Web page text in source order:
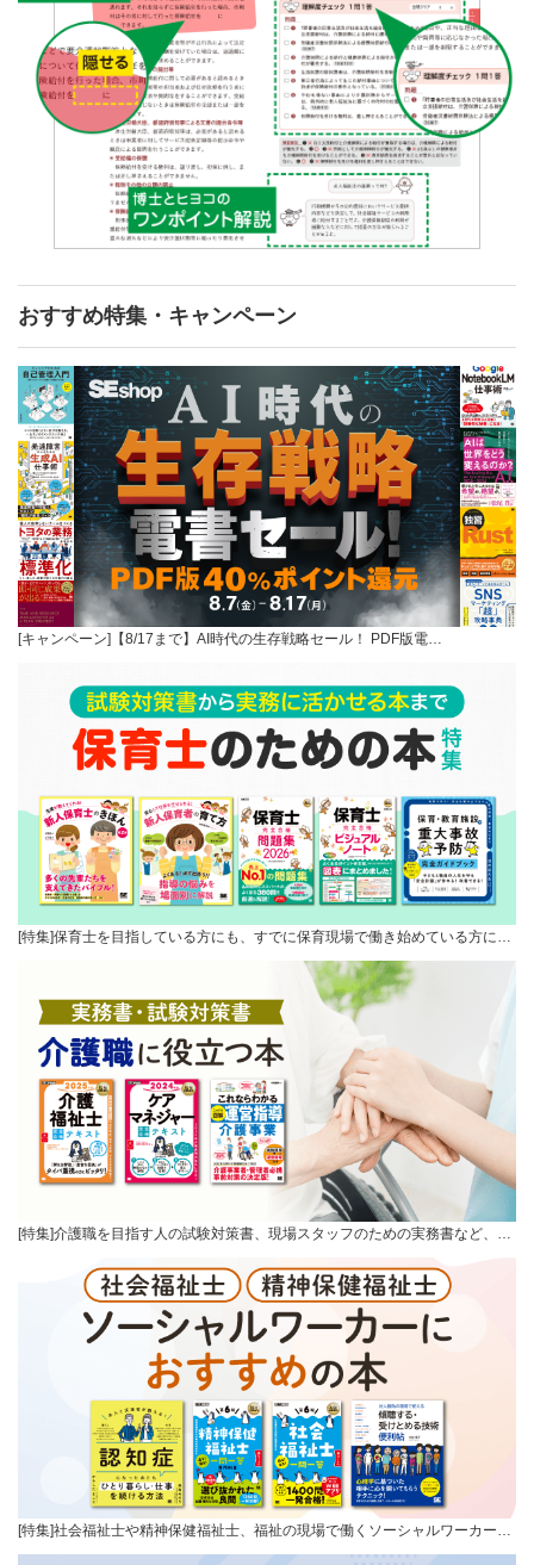
おすすめ特集・キャンペーン
[キャンペーン]【8/17まで】AI時代の生存戦略セール！ PDF版電…
[特集]保育士を目指している方にも、すでに保育現場で働き始めている方に…
[特集]介護職を目指す人の試験対策書、現場スタッフのための実務書など、…
[特集]社会福祉士や精神保健福祉士、福祉の現場で働くソーシャルワーカー…